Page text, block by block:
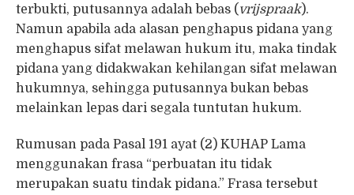
terbukti, putusannya adalah bebas ( vrijspraak).
Namun apabila ada alasan penghapus pidana yang
menghapus sifat melawan hukum itu, maka tindak
pidana yang didakwakan kehilangan sifat melawan
hukumnya, sehingga putusannya bukan bebas
melainkan lepas dari segala tuntutan hukum.
Rumusan pada Pasal 191 ayat (2) KUHAP Lama
menggunakan frasa “perbuatan itu tidak
merupakan suatu tindak pidana.” Frasa tersebut